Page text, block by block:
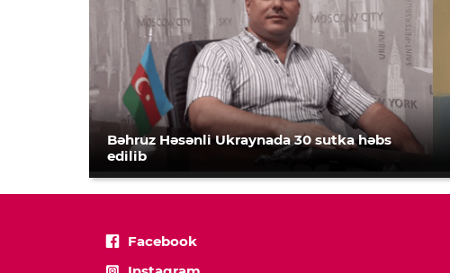
Bəhruz Həsənli Ukraynada 30 sutka həbs
edilib
Facebook